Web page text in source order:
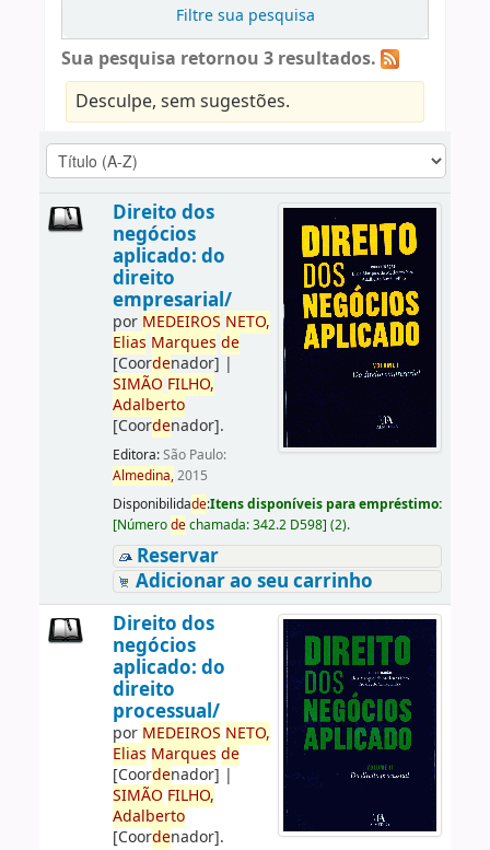
Filtre sua pesquisa
Sua pesquisa retornou 3 resultados.
Desculpe, sem sugestões.
Direito dos
negócios
aplicado: do
direito
empresarial/
por MEDEIROS NETO,
Elias Marques de
[Coordenador] |
SIMÃO FILHO,
Adalberto
[Coordenador].
Editora:São Paulo:
Almedina,2015
Disponibilidade:Itens disponíveis para empréstimo:
[Númerodechamada:342.2 D598] (2).
Reservar
Adicionar ao seu carrinho
Direito dos
negócios
aplicado: do
direito
processual/
por MEDEIROS NETO,
Elias Marques de
[Coordenador] |
SIMÃO FILHO,
Adalberto
[Coordenador].